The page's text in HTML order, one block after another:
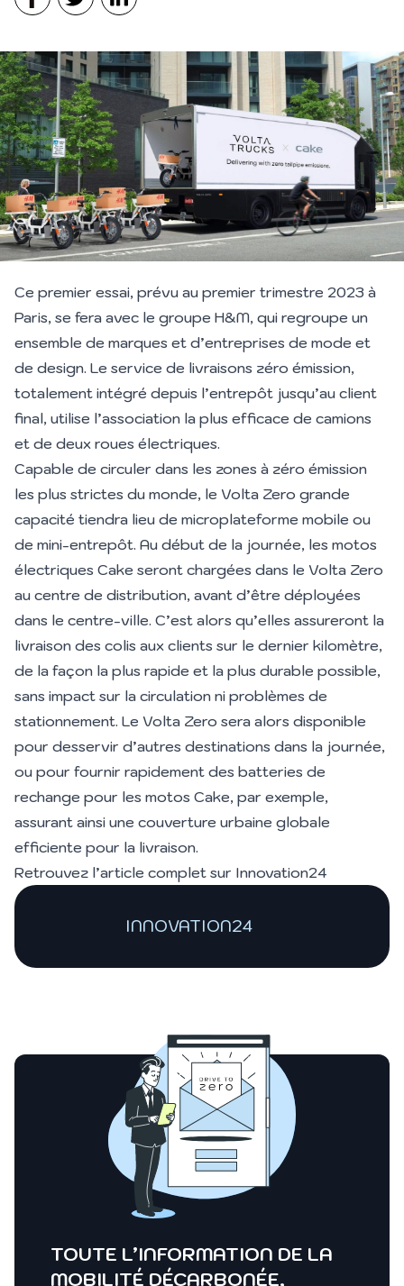
Ce premier essai, prévu au premier trimestre 2023 à
Paris, se fera avec le groupe H&M, qui regroupe un
ensemble de marques et d’entreprises de mode et
de design. Le service de livraisons zéro émission,
totalement intégré depuis l’entrepôt jusqu’au client
final, utilise l’association la plus efficace de camions
et de deux roues électriques.
Capable de circuler dans les zones à zéro émission
les plus strictes du monde, le Volta Zero grande
capacité tiendra lieu de microplateforme mobile ou
de mini-entrepôt. Au début de la journée, les motos
électriques Cake seront chargées dans le Volta Zero
au centre de distribution, avant d’être déployées
dans le centre-ville. C’est alors qu’elles assureront la
livraison des colis aux clients sur le dernier kilomètre,
de la façon la plus rapide et la plus durable possible,
sans impact sur la circulation ni problèmes de
stationnement. Le Volta Zero sera alors disponible
pour desservir d’autres destinations dans la journée,
ou pour fournir rapidement des batteries de
rechange pour les motos Cake, par exemple,
assurant ainsi une couverture urbaine globale
efficiente pour la livraison.
Retrouvez l’article complet sur Innovation24
INNOVATION24
TOUTE L’INFORMATION DE LA
MOBILITÉ DÉCARBONÉE,